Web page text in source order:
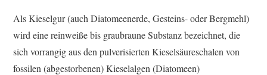
Als Kieselgur (auch Diatomeenerde, Gesteins- oder Bergmehl)
wird eine reinweiße bis graubraune Substanz bezeichnet, die
sich vorrangig aus den pulverisierten Kieselsäureschalen von
fossilen (abgestorbenen) Kieselalgen (Diatomeen)